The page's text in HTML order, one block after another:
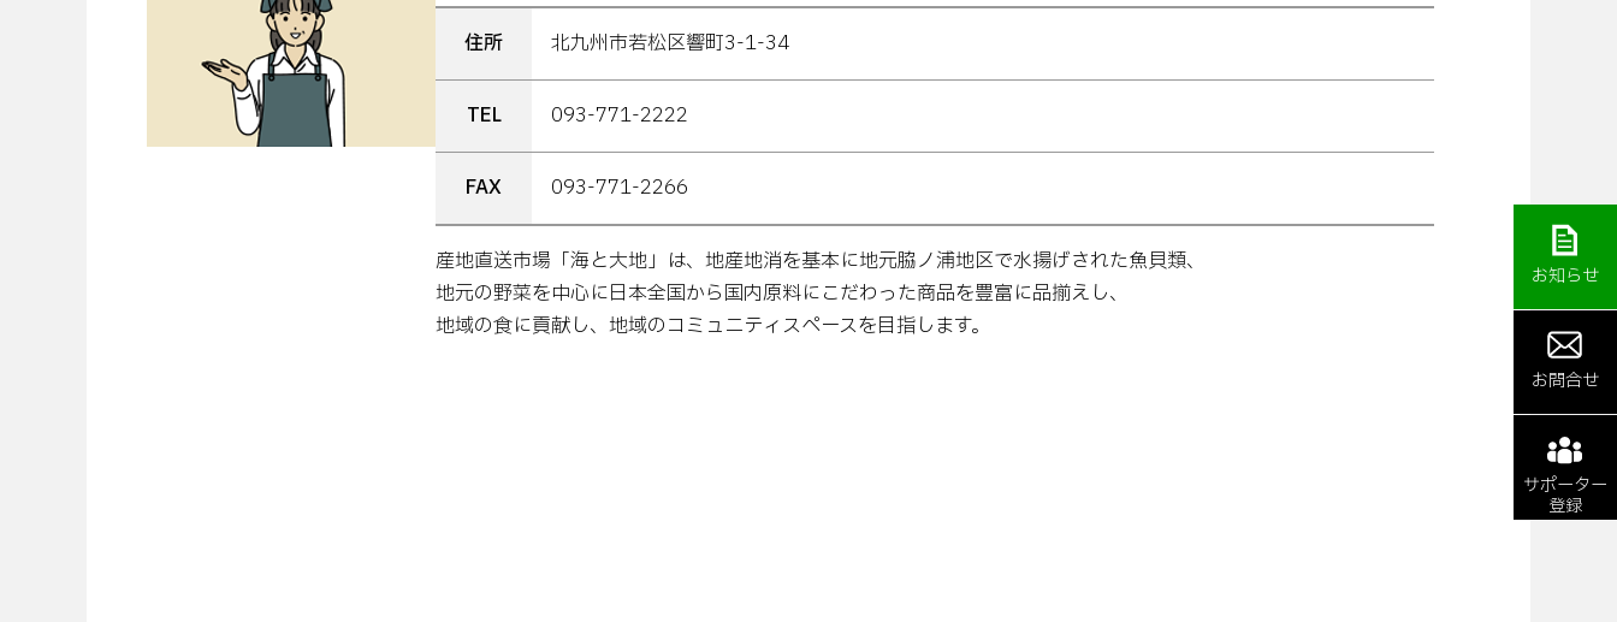
お知らせ
お問合せ
サポーター
登録
住所 北九州市若松区響町3-1-34
TEL 093-771-2222
FAX 093-771-2266
産地直送市場「海と大地」は、地産地消を基本に地元脇ノ浦地区で水揚げされた魚貝類、
地元の野菜を中心に日本全国から国内原料にこだわった商品を豊富に品揃えし、
地域の食に貢献し、地域のコミュニティスペースを目指します。